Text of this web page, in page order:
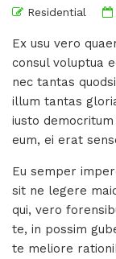
Residential
Ex usu vero
consul voluptua
nec tantas
illum tantas
iusto
eum, ei erat
Eu semper
sit ne legere
qui, vero
te, in possim
te meliore